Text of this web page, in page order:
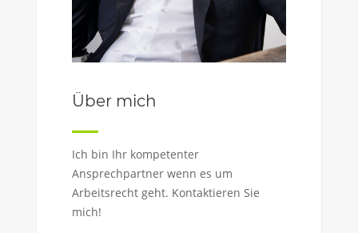
Über mich
Ich bin Ihr kompetenter
Ansprechpartner wenn es um
Arbeitsrecht geht. Kontaktieren Sie
mich!